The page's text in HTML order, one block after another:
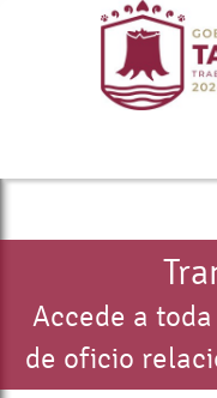
Accede a
de oficio